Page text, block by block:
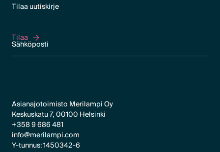
Tilaa uutiskirje
Tilaa
Tilaa
Asianajotoimisto Merilampi Oy
Keskuskatu 7, 00100 Helsinki
+358 9 686 481
info@merilampi.com
Y-tunnus: 1450342-6